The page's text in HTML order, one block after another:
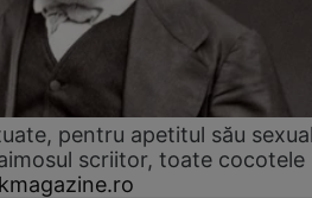
pentru apetitul său
scriitor, toate cocotele